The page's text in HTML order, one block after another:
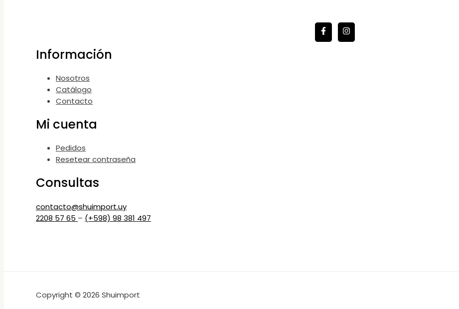
Información
Nosotros
Catálogo
Contacto
Mi cuenta
Pedidos
Resetear contraseña
Consultas
contacto@shuimport.uy
2208 57 65 – (+598) 98 381 497
Copyright © 2026 Shuimport